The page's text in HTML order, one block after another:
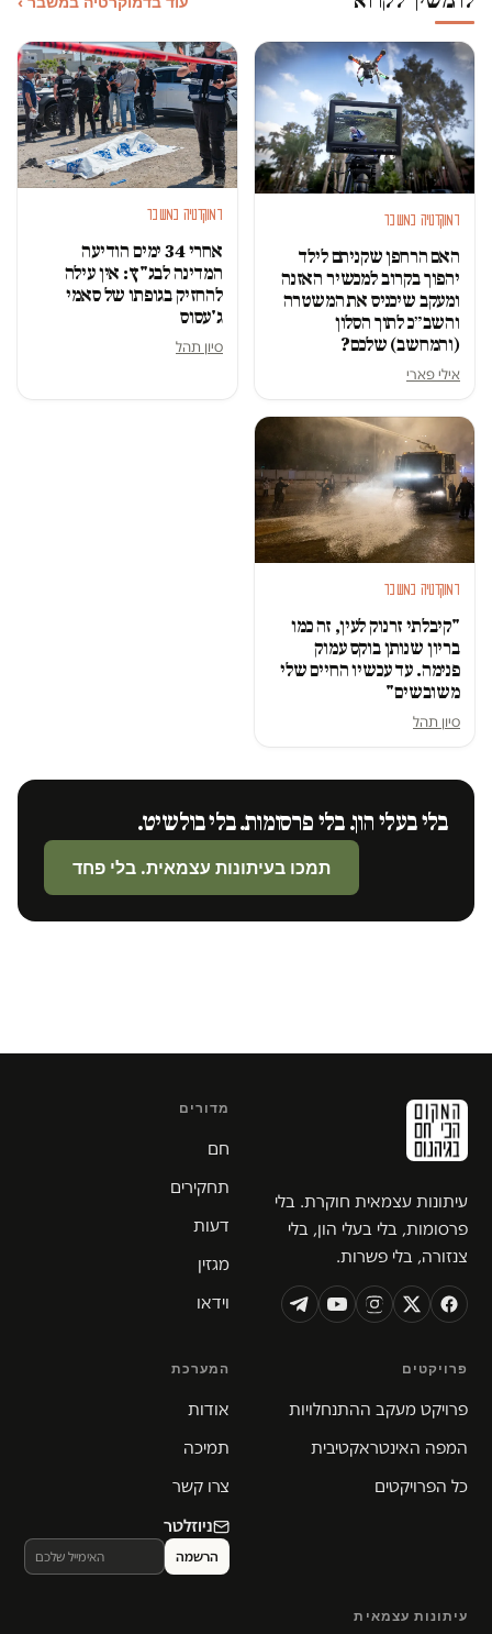
דמוקרטיה במשבר
האם הרחפן שקניתם לילד
יהפוך בקרוב למכשיר האזנה
ומעקב שיכניס את המשטרה
והשב״כ לתוך הסלון
(והמחשב) שלכם?
אילי פארי
דמוקרטיה במשבר
אחרי 34 ימים הודיעה
המדינה לבג"ץ: אין עילה
להחזיק בגופתו של סאמי
ג'עסוס
סיון תהל
דמוקרטיה במשבר
"קיבלתי זרנוק לעין, זה כמו
בריון שנותן בוקס עמוק
פנימה. עד עכשיו החיים שלי
משובשים"
סיון תהל
בלי בעלי הון. בלי פרסומות. בלי בולשיט.
תמכו בעיתונות עצמאית. בלי פחד
עיתונות עצמאית חוקרת. בלי
פרסומות, בלי בעלי הון, בלי
צנזורה, בלי פשרות.
מדורים
חם
תחקירים
דעות
מגזין
וידאו
פרויקטים
פרויקט מעקב ההתנחלויות
המפה האינטראקטיבית
כל הפרויקטים
המערכת
אודות
תמיכה
צרו קשר
ניוזלטר
עיתונות עצמאית